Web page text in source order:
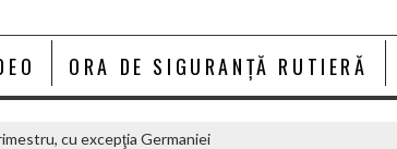
ORA DE SIGURANȚĂ RUTIERĂ
cu excepţia Germaniei